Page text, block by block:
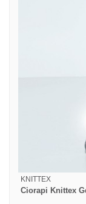
KNITTEX
Ciorapi Knittex